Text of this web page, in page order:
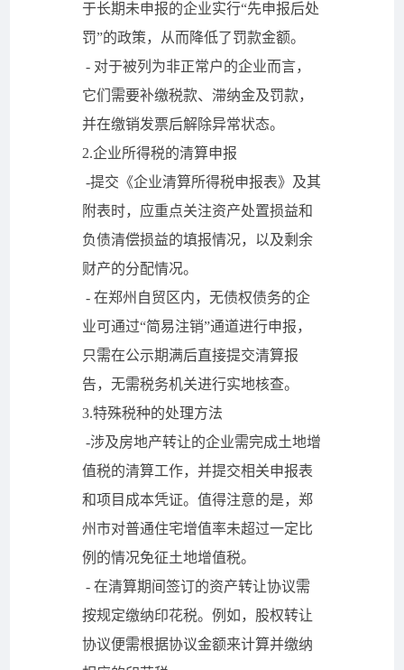
于长期未申报的企业实行“先申报后处
罚”的政策，从而降低了罚款金额。
- 对于被列为非正常户的企业而言，
它们需要补缴税款、滞纳金及罚款，
并在缴销发票后解除异常状态。
2.企业所得税的清算申报
-提交《企业清算所得税申报表》及其
附表时，应重点关注资产处置损益和
负债清偿损益的填报情况，以及剩余
财产的分配情况。
- 在郑州自贸区内，无债权债务的企
业可通过“简易注销”通道进行申报，
只需在公示期满后直接提交清算报
告，无需税务机关进行实地核查。
3.特殊税种的处理方法
-涉及房地产转让的企业需完成土地增
值税的清算工作，并提交相关申报表
和项目成本凭证。值得注意的是，郑
州市对普通住宅增值率未超过一定比
例的情况免征土地增值税。
- 在清算期间签订的资产转让协议需
按规定缴纳印花税。例如，股权转让
协议便需根据协议金额来计算并缴纳